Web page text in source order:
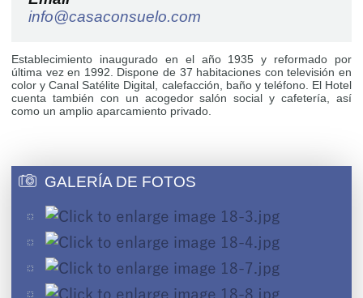
info@casaconsuelo.com
Establecimiento inaugurado en el año 1935 y reformado por
última vez en 1992. Dispone de 37 habitaciones con televisión en
color y Canal Satélite Digital, calefacción, baño y teléfono. El Hotel
cuenta también con un acogedor salón social y cafetería, así
como un amplio aparcamiento privado.
GALERÍA DE FOTOS